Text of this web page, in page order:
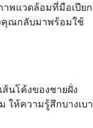
พแวดล้อมที่มือเปียก
คุณกลับมาพร้อมใช้
นโค้งของชายฝั่ง
ให้ความรู้สึกบางเบา